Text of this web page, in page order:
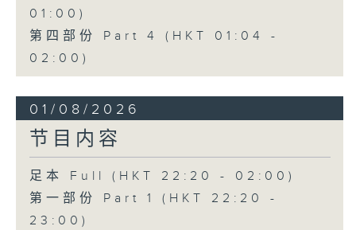
01:00)
第四部份 Part 4 (HKT 01:04 -
02:00)
01/08/2026
节目内容
足本 Full (HKT 22:20 - 02:00)
第一部份 Part 1 (HKT 22:20 -
23:00)